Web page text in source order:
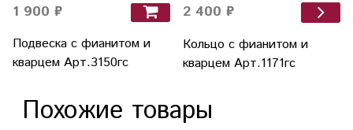
1 900 ₽
Подвеска с фианитом и
кварцем Арт.3150гс
2 400 ₽
Кольцо с фианитом и
кварцем Арт.1171гс
Похожие товары